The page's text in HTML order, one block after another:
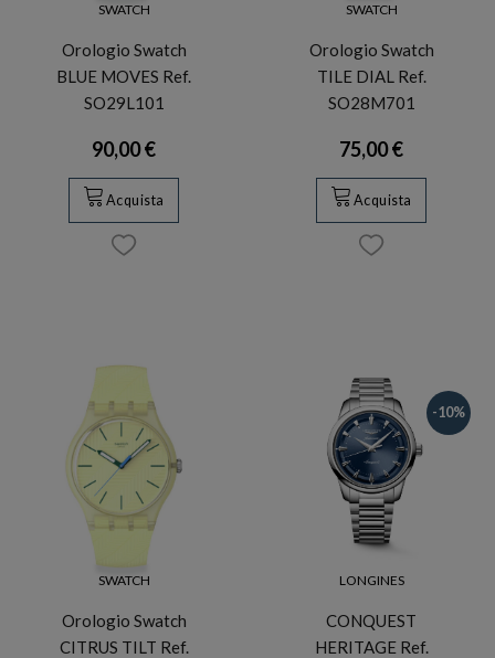
SWATCH
Orologio Swatch
BLUE MOVES Ref.
SO29L101
90,00 €
Acquista
SWATCH
Orologio Swatch
TILE DIAL Ref.
SO28M701
75,00 €
Acquista
SWATCH
Orologio Swatch
CITRUS TILT Ref.
-10%
LONGINES
CONQUEST
HERITAGE Ref.